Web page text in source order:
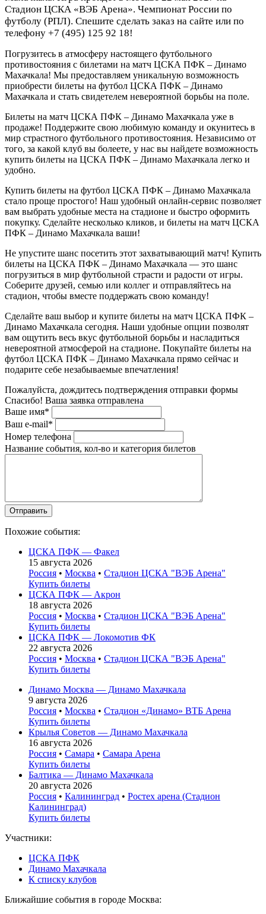
Стадион ЦСКА «ВЭБ Арена». Чемпионат России по
футболу (РПЛ). Спешите сделать заказ на сайте или по
телефону +7 (495) 125 92 18!
Погрузитесь в атмосферу настоящего футбольного
противостояния с билетами на матч ЦСКА ПФК – Динамо
Махачкала! Мы предоставляем уникальную возможность
приобрести билеты на футбол ЦСКА ПФК – Динамо
Махачкала и стать свидетелем невероятной борьбы на поле.
Билеты на матч ЦСКА ПФК – Динамо Махачкала уже в
продаже! Поддержите свою любимую команду и окунитесь в
мир страстного футбольного противостояния. Независимо от
того, за какой клуб вы болеете, у нас вы найдете возможность
купить билеты на ЦСКА ПФК – Динамо Махачкала легко и
удобно.
Купить билеты на футбол ЦСКА ПФК – Динамо Махачкала
стало проще простого! Наш удобный онлайн-сервис позволяет
вам выбрать удобные места на стадионе и быстро оформить
покупку. Сделайте несколько кликов, и билеты на матч ЦСКА
ПФК – Динамо Махачкала ваши!
Не упустите шанс посетить этот захватывающий матч! Купить
билеты на ЦСКА ПФК – Динамо Махачкала — это шанс
погрузиться в мир футбольной страсти и радости от игры.
Соберите друзей, семью или коллег и отправляйтесь на
стадион, чтобы вместе поддержать свою команду!
Сделайте ваш выбор и купите билеты на матч ЦСКА ПФК –
Динамо Махачкала сегодня. Наши удобные опции позволят
вам ощутить весь вкус футбольной борьбы и насладиться
невероятной атмосферой на стадионе. Покупайте билеты на
футбол ЦСКА ПФК – Динамо Махачкала прямо сейчас и
подарите себе незабываемые впечатления!
Пожалуйста, дождитесь подтверждения отправки формы
Спасибо! Ваша заявка отправлена
Ваше имя*
Ваш e-mail*
Номер телефона
Название события, кол-во и категория билетов
Похожие события:
ЦСКА ПФК — Факел
15 августа 2026
Россия • Москва • Стадион ЦСКА "ВЭБ Арена"
Купить билеты
ЦСКА ПФК — Акрон
18 августа 2026
Россия • Москва • Стадион ЦСКА "ВЭБ Арена"
Купить билеты
ЦСКА ПФК — Локомотив ФК
22 августа 2026
Россия • Москва • Стадион ЦСКА "ВЭБ Арена"
Купить билеты
Динамо Москва — Динамо Махачкала
9 августа 2026
Россия • Москва • Стадион «Динамо» ВТБ Арена
Купить билеты
Крылья Советов — Динамо Махачкала
16 августа 2026
Россия • Самара • Самара Арена
Купить билеты
Балтика — Динамо Махачкала
20 августа 2026
Россия • Калининград • Ростех арена (Стадион
Калининград)
Купить билеты
Участники:
ЦСКА ПФК
Динамо Махачкала
К списку клубов
Ближайшие события в городе Москва: